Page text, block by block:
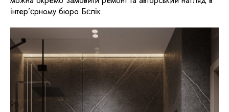
інтер’єрному бюро Бєлік.